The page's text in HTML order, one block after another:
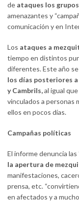
de ataques los
amenazantes y
comunicación y en
Los ataques a
tiempo en distintos
diferentes. Este año
los días posteriores
y Cambrils,al igual
vinculados a personas
ellos en pocos días.
Campañas políticas
El informe denuncia las
la apertura de
manifestaciones,
prensa, etc.
en afectados y a